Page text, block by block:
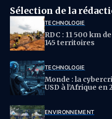
Sélection de la
TECHNOLOGIE
RDC : 11 500 km
145 territoires
TECHNOLOGIE
Monde : la
USD à l’Afrique en
ENVIRONNEMENT